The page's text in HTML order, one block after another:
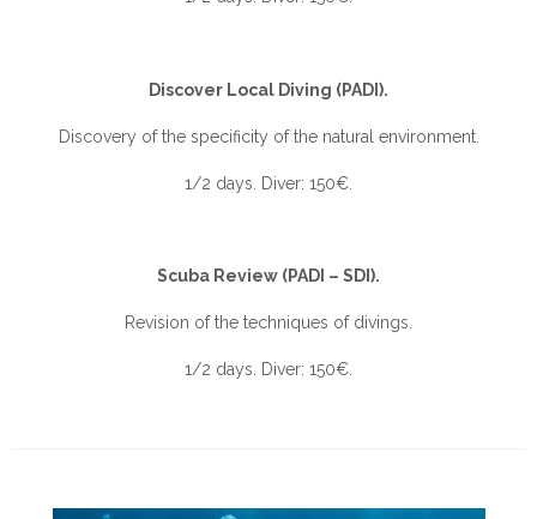
Discover Local Diving (PADI).
Discovery of the specificity of the natural environment.
1/2 days. Diver: 150€.
Scuba Review (PADI – SDI).
Revision of the techniques of divings.
1/2 days. Diver: 150€.